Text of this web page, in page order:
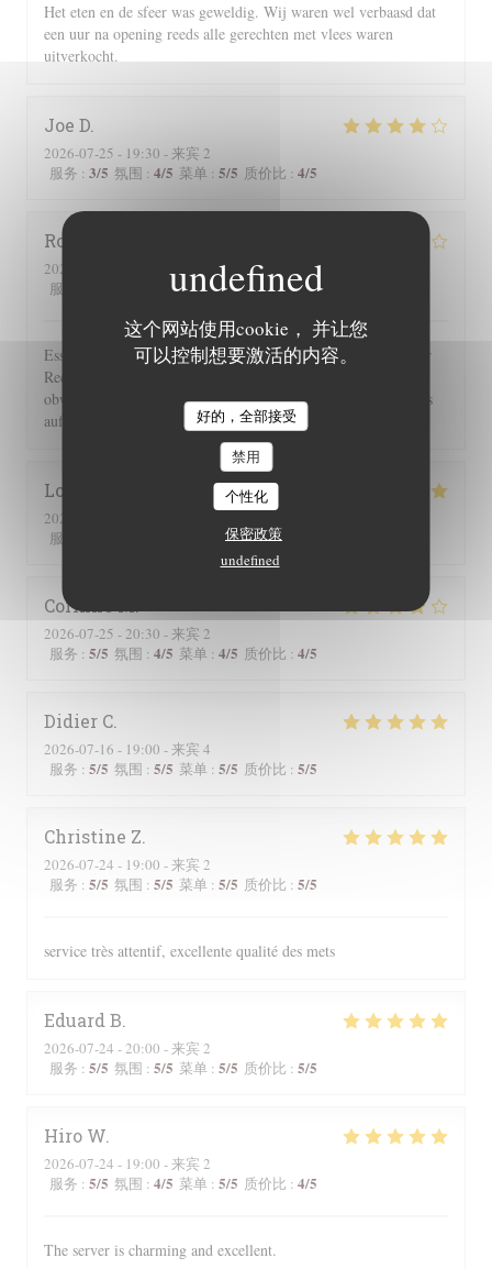
这个网站使用cookie， 并让您
可以控制想要激活的内容。
好的，全部接受
禁用
个性化
保密政策
undefined
Het eten en de sfeer was geweldig. Wij waren wel verbaasd dat
een uur na opening reeds alle gerechten met vlees waren
uitverkocht.
Joe D
2026-07-25 - 19:30 - 来宾 2
服务 : 3/5 氛围 : 4/5 菜单 : 5/5 质价比 : 4/5
Roger
2026-07-25
服务
/5 菜单:5/5 质价比:4/5
Essen und Ambiente hervorragend. Leider wurden uns auf der
Rechnung 2 Flaschen Wein und 2 Flaschen Sprudel berechnet,
obwohl wir nur eine hatten. Einer guten Servicekraft muss das
auffallen!!!
Lorraine
2026-07-25
服务
5/5 质价比
Corinne
2026-07-25 - 20:30 - 来宾 2
服务 : 5/5 氛围 : 4/5 菜单 : 4/5 质价比 : 4/5
Didier C
2026-07-16 - 19:00 - 来宾 4
服务 : 5/5 氛围 : 5/5 菜单 : 5/5 质价比 : 5/5
Christine Z
2026-07-24 - 19:00 - 来宾 2
服务 : 5/5 氛围 : 5/5 菜单 : 5/5 质价比 : 5/5
service très attentif, excellente qualité des mets
Eduard B
2026-07-24 - 20:00 - 来宾 2
服务 : 5/5 氛围 : 5/5 菜单 : 5/5 质价比 : 5/5
Hiro W
2026-07-24 - 19:00 - 来宾 2
服务 : 5/5 氛围 : 4/5 菜单 : 5/5 质价比 : 4/5
The server is charming and excellent.